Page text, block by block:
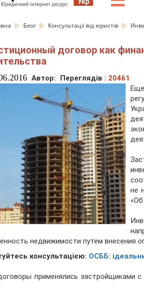
Блог Консультації від юристів
договор как
Автор: Переглядів : 20461
не
недвижимости путем внесения
консультацією: ОСББ:
применялись застройщиками